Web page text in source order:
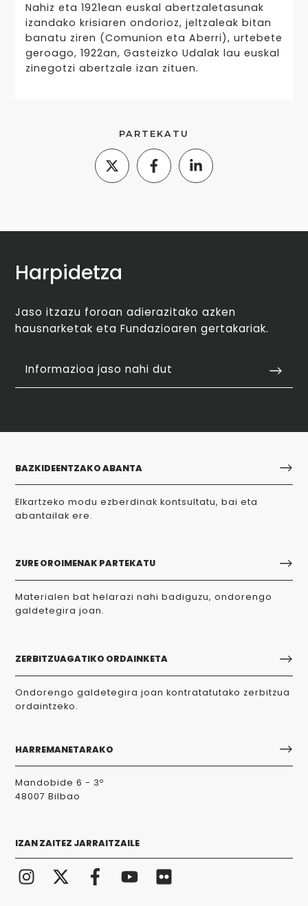
Nahiz eta 1921ean euskal abertzaletasunak
izandako krisiaren ondorioz, jeltzaleak bitan
banatu ziren (Comunion eta Aberri), urtebete
geroago, 1922an, Gasteizko Udalak lau euskal
zinegotzi abertzale izan zituen.
PARTEKATU
Harpidetza
Jaso itzazu foroan adierazitako azken
hausnarketak eta Fundazioaren gertakariak.
Informazioa jaso nahi dut
BAZKIDEENTZAKO ABANTA
Elkartzeko modu ezberdinak kontsultatu, bai eta
abantailak ere.
ZURE OROIMENAK PARTEKATU
Materialen bat helarazi nahi badiguzu, ondorengo
galdetegira joan.
ZERBITZUAGATIKO ORDAINKETA
Ondorengo galdetegira joan kontratatutako zerbitzua
ordaintzeko.
HARREMANETARAKO
Mandobide 6 - 3º
48007 Bilbao
IZAN ZAITEZ JARRAITZAILE